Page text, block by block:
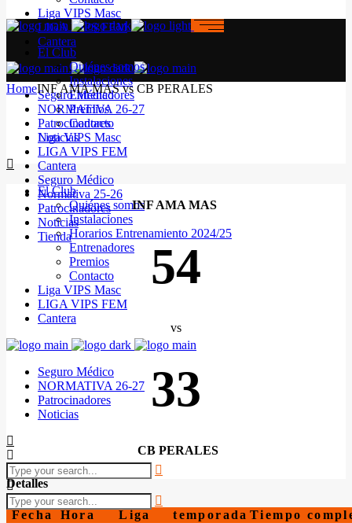
Liga VIPS Masc
LIGA VIPS FEM
Cantera
Seguro Médico
NORMATIVA 26-27
Patrocinadores
Noticias
El Club
Quiénes somos
Instalaciones
Horarios Entrenamiento 2024/25
Entrenadores
Premios
Contacto
Liga VIPS Masc
LIGA VIPS FEM
Cantera
Seguro Médico
NORMATIVA 26-27
Patrocinadores
Noticias
El Club
Quiénes somos
Instalaciones
Entrenadores
Premios
Contacto
Liga VIPS Masc
LIGA VIPS FEM
Cantera
Seguro Médico
Normativa 25-26
Patrocinadores
Noticias
Tienda
HomeINF AMA MAS vs CB PERALES
INF AMA MAS
54
vs
33
CB PERALES
Detalles
Fecha Hora Liga temporada Tiempo